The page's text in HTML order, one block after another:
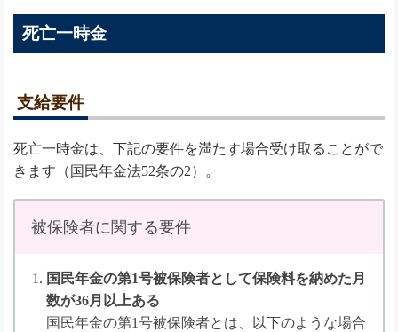
死亡一時金
支給要件
死亡一時金は、下記の要件を満たす場合受け取ることがで
きます（国民年金法52条の2）。
被保険者に関する要件
国民年金の第1号被保険者として保険料を納めた月
数が36月以上ある
国民年金の第1号被保険者とは、以下のような場合